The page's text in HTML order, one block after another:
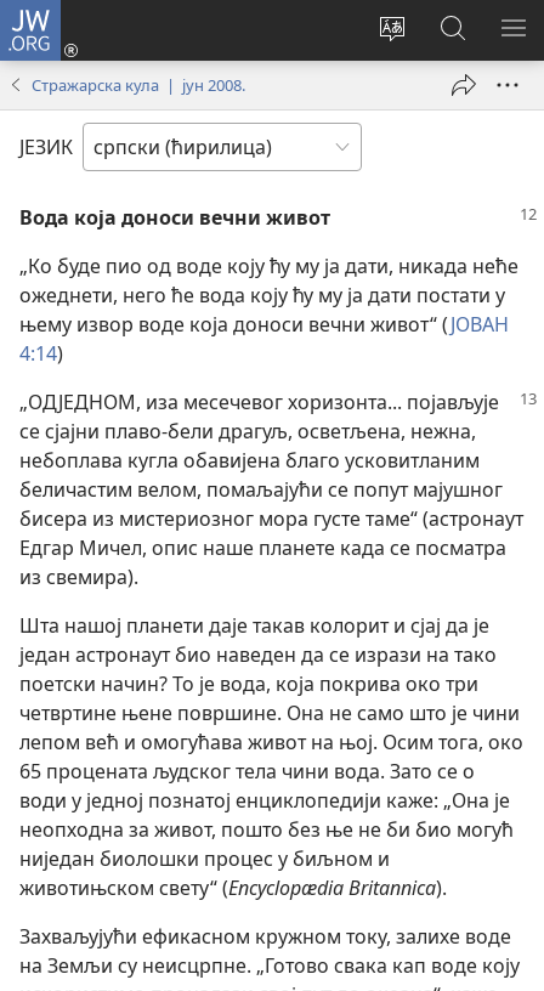
JW.ORG
Промени
Пријава
(отвара
Претрага
сајта
JW.ORG
Стражарска кула | јун 2008.
ЈЕЗИК
Вода која доноси вечни живот
„Ко буде пио од воде коју ћу му ја дати, никада неће
ожеднети, него ће вода коју ћу му ја дати постати у
њему извор воде која доноси вечни живот“ (ЈОВАН
4:14)
„ОДЈЕДНОМ, иза месечевог хоризонта... појављује
се сјајни плаво-бели драгуљ, осветљена, нежна,
небоплава кугла обавијена благо усковитланим
беличастим велом, помаљајући се попут мајушног
бисера из мистериозног мора густе таме“ (астронаут
Едгар Мичел, опис наше планете када се посматра
из свемира).
Шта нашој планети даје такав колорит и сјај да је
један астронаут био наведен да се изрази на тако
поетски начин? То је вода, која покрива око три
четвртине њене површине. Она не само што је чини
лепом већ и омогућава живот на њој. Осим тога, око
65 процената људског тела чини вода. Зато се о
води у једној познатој енциклопедији каже: „Она је
неопходна за живот, пошто без ње не би био могућ
ниједан биолошки процес у биљном и
животињском свету“ (Encyclopædia Britannica).
Захваљујући ефикасном кружном току, залихе воде
на Земљи су неисцрпне. „Готово свака кап воде коју